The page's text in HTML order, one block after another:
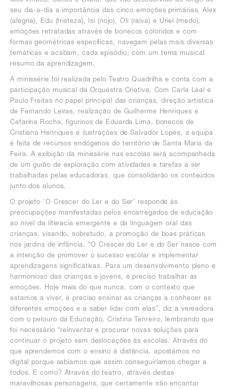
seu dia-a-dia a importância das cinco emoções primárias.Alex
(alegria), Edu (tristeza), Isi (nojo), Oli (raiva) e Uriel (medo),
emoções retratadas através de bonecos coloridos e com
formas geométricas específicas, navegam pelas mais diversas
temáticas e acabam, cada episódio, com um tema musical
resumo da aprendizagem.
A minissérie foi realizada pelo Teatro Quadrilha e conta com a
participação musical da Orquestra Criativa. Com Carla Leal e
Paulo Freitas no papel principal das crianças, direção artística
de Fernando Leiras, realização de Guilherme Henriques e
Catarina Rocha, figurinos de Eduarda Lima, bonecos de
Cristiana Henriques e ilustrações de Salvador Lopes, a equipa
é feita de recursos endógenos do território de Santa Maria da
Feira. A exibição da minissérie nas escolas será acompanhada
de um guião de exploração com atividades e tarefas a ser
trabalhadas pelas educadoras, que consolidarão os conteúdos
junto dos alunos.
O projeto ‘O Crescer do Ler e do Ser’ responde às
preocupações manifestadas pelos encarregados de educação
ao nível da literacia emergente e da linguagem oral das
crianças, visando, sobretudo, a promoção de boas práticas
nos jardins de infância. “O Crescer do Ler e do Ser nasce com
a intenção de promover o sucesso escolar e implementar
aprendizagens significativas. Para um desenvolvimento pleno e
harmonioso das crianças e jovens, é preciso trabalhar as
emoções. Hoje mais do que nunca, com o contexto que
estamos a viver, é preciso ensinar as crianças a conhecer as
diferentes emoções e a saber lidar com elas”, diz a vereadora
com o pelouro da Educação, Cristina Tenreiro, lembrando que
foi necessário “reinventar e procurar novas soluções para
continuar o projeto sem deslocações às escolas. Através do
que aprendemos com o ensino à distância, apostámos no
digital porque sabíamos que assim conseguiríamos chegar a
todos. E como? Através do teatro, através destas
maravilhosas personagens, que certamente irão encantar